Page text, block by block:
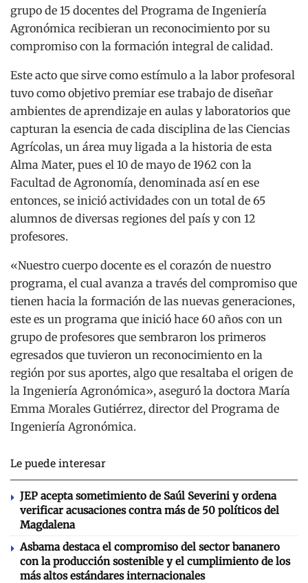
grupo de 15 docentes del Programa de Ingeniería
Agronómica recibieran un reconocimiento por su
compromiso con la formación integral de calidad.
Este acto que sirve como estímulo a la labor profesoral
tuvo como objetivo premiar ese trabajo de diseñar
ambientes de aprendizaje en aulas y laboratorios que
capturan la esencia de cada disciplina de las Ciencias
Agrícolas, un área muy ligada a la historia de esta
Alma Mater, pues el 10 de mayo de 1962 con la
Facultad de Agronomía, denominada así en ese
entonces, se inició actividades con un total de 65
alumnos de diversas regiones del país y con 12
profesores.
«Nuestro cuerpo docente es el corazón de nuestro
programa, el cual avanza a través del compromiso que
tienen hacia la formación de las nuevas generaciones,
este es un programa que inició hace 60 años con un
grupo de profesores que sembraron los primeros
egresados que tuvieron un reconocimiento en la
región por sus aportes, algo que resaltaba el origen de
la Ingeniería Agronómica», aseguró la doctora María
Emma Morales Gutiérrez, director del Programa de
Ingeniería Agronómica.
Le puede interesar
JEP acepta sometimiento de Saúl Severini y ordena
verificar acusaciones contra más de 50 políticos del
Magdalena
Asbama destaca el compromiso del sector bananero
con la producción sostenible y el cumplimiento de los
más altos estándares internacionales